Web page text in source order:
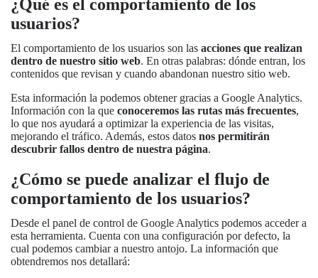
¿Qué es el comportamiento de los
usuarios?
El comportamiento de los usuarios son las acciones que realizan
dentro de nuestro sitio web. En otras palabras: dónde entran, los
contenidos que revisan y cuando abandonan nuestro sitio web.
Esta información la podemos obtener gracias a Google Analytics.
Información con la que conoceremos las rutas más frecuentes,
lo que nos ayudará a optimizar la experiencia de las visitas,
mejorando el tráfico. Además, estos datos nos permitirán
descubrir fallos dentro de nuestra página.
¿Cómo se puede analizar el flujo de
comportamiento de los usuarios?
Desde el panel de control de Google Analytics podemos acceder a
esta herramienta. Cuenta con una configuración por defecto, la
cual podemos cambiar a nuestro antojo. La información que
obtendremos nos detallará: